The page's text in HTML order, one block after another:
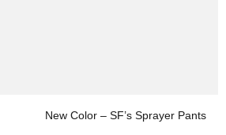
New Color – SF’s Sprayer Pants